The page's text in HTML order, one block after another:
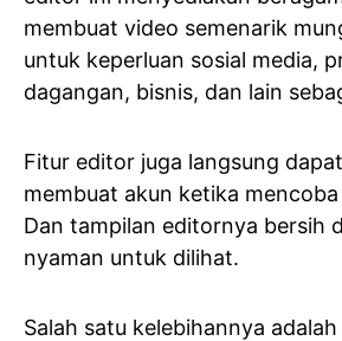
membuat video semenarik
untuk keperluan sosial media,
dagangan, bisnis, dan lain
Fitur editor juga langsung
membuat akun ketika
Dan tampilan editornya bersih
nyaman untuk dilihat.
Salah satu kelebihannya